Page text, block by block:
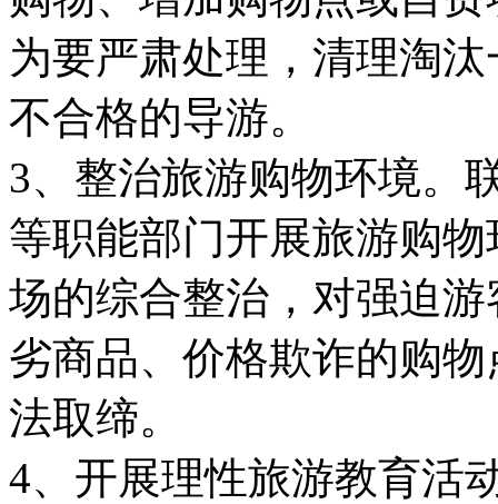
为要严肃处理，清理淘
不合格的导游。
3、整治旅游购物环境。
等职能部门开展旅游购
场的综合整治，对强迫
劣商品、价格欺诈的购
法取缔。
4、开展理性旅游教育活